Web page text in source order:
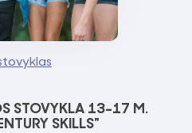
STOVYKLA 13-17 M.
SKILLS"